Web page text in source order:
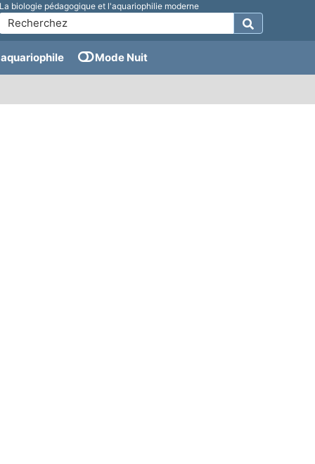
La biologie pédagogique et l'aquariophilie moderne
Mode Nuit